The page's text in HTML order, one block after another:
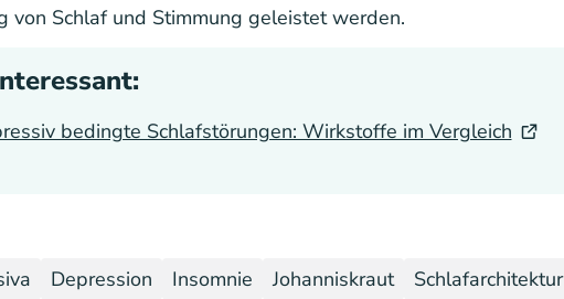
von Schlaf und Stimmung geleistet werden.
bedingte Schlafstörungen: Wirkstoffe im Vergleich
Depression Insomnie Johanniskraut Schlafarchitektur